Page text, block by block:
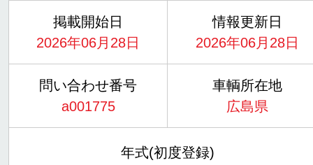
掲載開始日
2026年06月28日
情報更新日
2026年06月28日
問い合わせ番号
a001775
車輌所在地
広島県
年式(初度登録)